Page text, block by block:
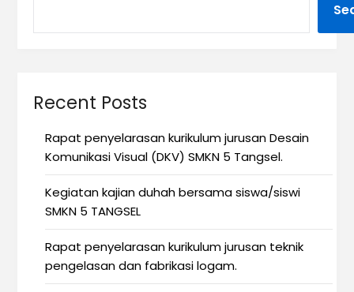
Recent Posts
Rapat penyelarasan kurikulum jurusan Desain
Komunikasi Visual (DKV) SMKN 5 Tangsel.
Kegiatan kajian duhah bersama siswa/siswi
SMKN 5 TANGSEL
Rapat penyelarasan kurikulum jurusan teknik
pengelasan dan fabrikasi logam.